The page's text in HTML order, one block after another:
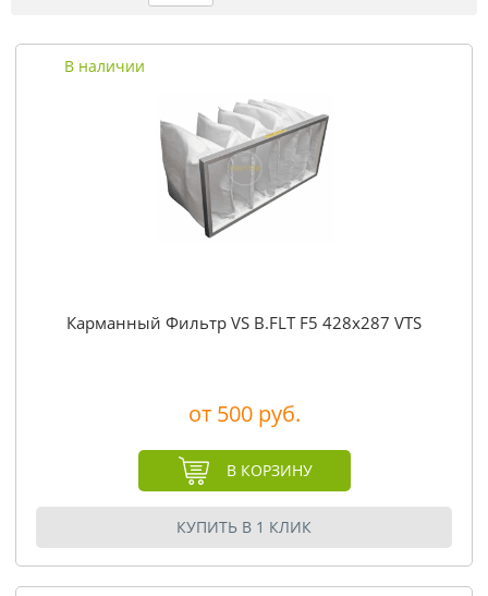
В наличии
Карманный Фильтр VS B.FLT F5 428x287 VTS
от 500 руб.
В КОРЗИНУ
КУПИТЬ В 1 КЛИК